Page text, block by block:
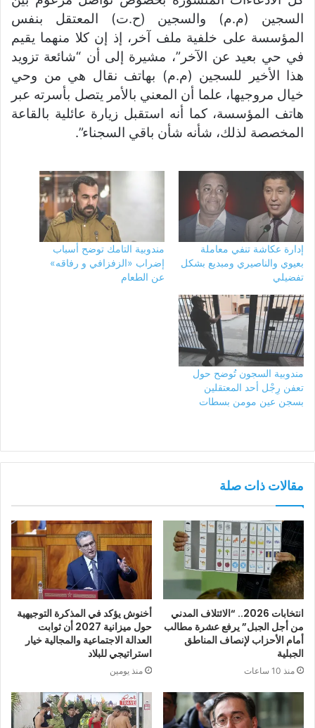
السجين (م.م) والسجين (ح.ت) المعتقل بنفس
المؤسسة على خلفية ملف آخر، إذ إن كلا منهما يقيم
في حي بعيد عن الآخر”، مشيرة إلى أن “شائعة تزويد
هذا الأخير للسجين (م.م) بهاتف نقال هي من وحي
خيال مروجيها، علما أن المعني بالأمر يتصل بأسرته عبر
هاتف المؤسسة، كما أنه استقبل زيارة عائلية بالقاعة
المخصصة لذلك، شأنه شأن باقي السجناء”.
إدارة عكاشة تنفي معاملة
بعيوي والناصيري ومبديع بشكل
تفضيلي
مندوبية التامك توضح أسباب
إضراب «الزفزافي و رفاقه»
عن الطعام
مندوبية السجون تُوضح حول
تعفن رِجْل أحد المعتقلين
بسجن عين مومن بسطات
مقالات ذات صلة
انتخابات 2026.. “الائتلاف المدني
من أجل الجبل” يرفع عشرة مطالب
أمام الأحزاب لإنصاف المناطق
الجبلية
منذ 10 ساعات
أخنوش يؤكد في المذكرة التوجيهية
حول ميزانية 2027 أن ثوابت
العدالة الاجتماعية والمجالية خيار
استراتيجي للبلاد
منذ يومين